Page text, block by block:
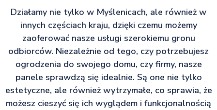
Działamy nie tylko w Myślenicach, ale również w
innych częściach kraju, dzięki czemu możemy
zaoferować nasze usługi szerokiemu gronu
odbiorców. Niezależnie od tego, czy potrzebujesz
ogrodzenia do swojego domu, czy firmy, nasze
panele sprawdzą się idealnie. Są one nie tylko
estetyczne, ale również wytrzymałe, co sprawia, że
możesz cieszyć się ich wyglądem i funkcjonalnością